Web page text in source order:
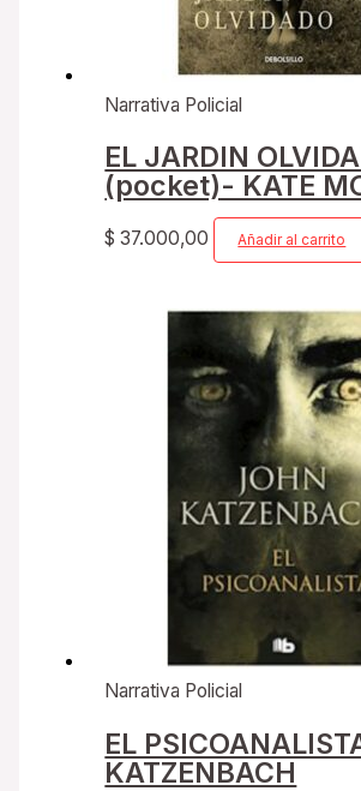
Narrativa Policial
EL JARDIN
(pocket)- KATE
$ 37.000,00 Añadir al carrito
Narrativa Policial
EL
KATZENBACH